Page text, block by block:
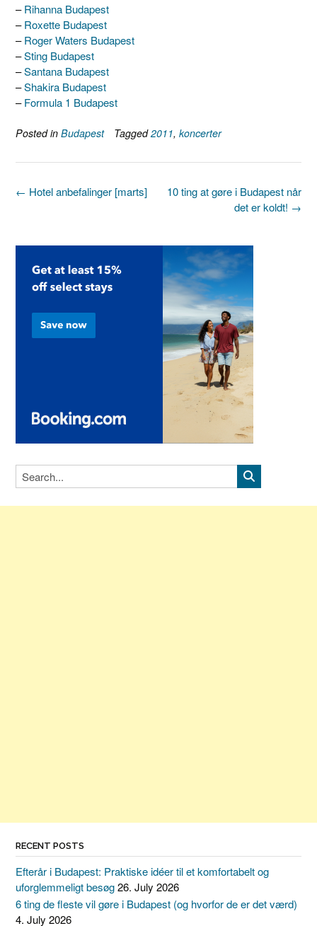
–Rihanna Budapest
–Roxette Budapest
–Roger Waters Budapest
–Sting Budapest
–Santana Budapest
–Shakira Budapest
–Formula 1 Budapest
Posted in Budapest Tagged2011, koncerter
Post
10 ting at gøre i Budapest når
det er koldt! →
← Hotel anbefalinger [marts]
RECENT POSTS
Efterår i Budapest: Praktiske idéer til et komfortabelt og
uforglemmeligt besøg26. July 2026
6 ting de fleste vil gøre i Budapest (og hvorfor de er det værd)
4. July 2026